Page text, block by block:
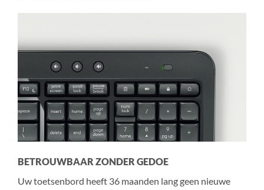
BETROUWBAAR ZONDER GEDOE
Uw toetsenbord heeft 36 maanden lang geen nieuwe